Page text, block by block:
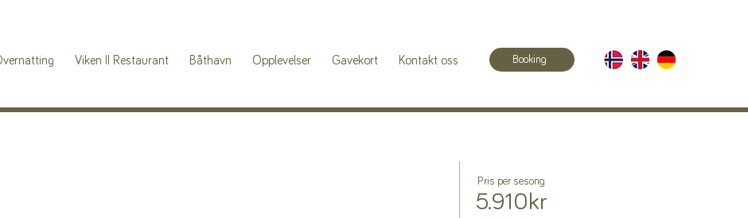
Booking
Viken II Restaurant Båthavn Opplevelser Gavekort Kontakt oss
5.910kr
Pris per sesong